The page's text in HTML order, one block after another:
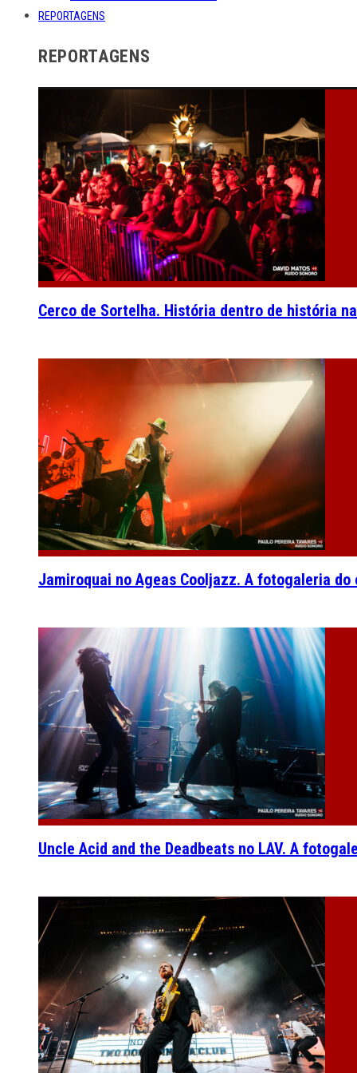
REPORTAGENS
REPORTAGENS
Cerco de Sortelha. História dentro de história
Jamiroquai no Ageas Cooljazz. A fotogaleria do
Uncle Acid and the Deadbeats no LAV. A